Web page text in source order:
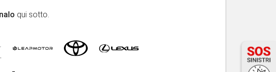
qui sotto.